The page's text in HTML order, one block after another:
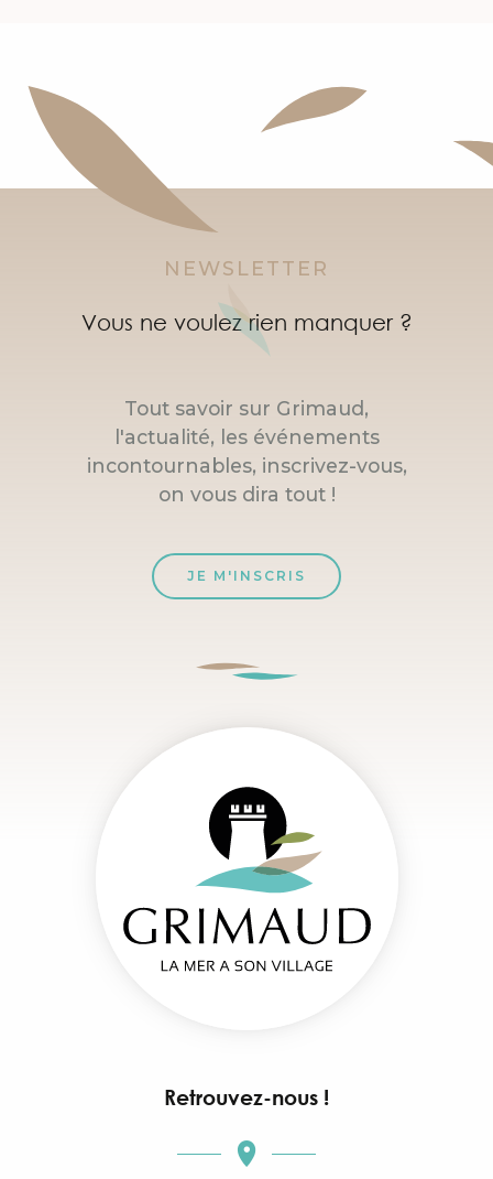
NEWSLETTER
Vous ne voulez rien manquer ?
Tout savoir sur Grimaud,
l'actualité, les événements
incontournables, inscrivez-vous,
on vous dira tout !
JE M'INSCRIS
Retrouvez-nous !